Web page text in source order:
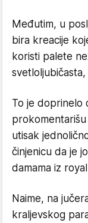
Međutim, u
bira kreacije
koristi palete
To je doprinelo
utisak
činjenicu da je
damama iz
Naime, na
kraljevskog